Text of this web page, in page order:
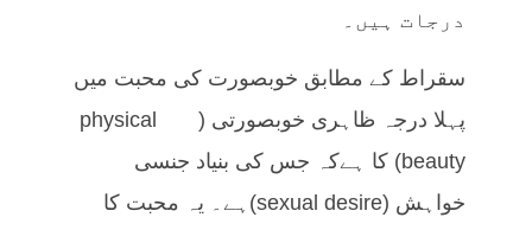
درجات ہیں۔
سقراط کے مطابق خوبصورت کی محبت میں
پہلا درجہ ظاہری خوبصورتی (physical
beauty) کا ہےکہ جس کی بنیاد جنسی
خواہش (sexual desire)ہے۔ یہ محبت کا